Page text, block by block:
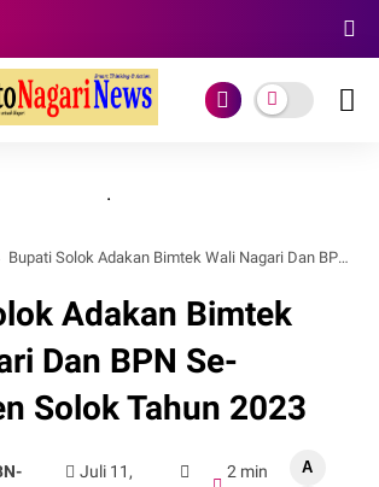
.
Bupati Solok Adakan Bimtek Wali Nagari Dan BPN Se-Kabupaten Solok Tahun 2023
Adakan Bimtek
Dan BPN Se-
Solok Tahun 2023
Juli 11,
2 min
A